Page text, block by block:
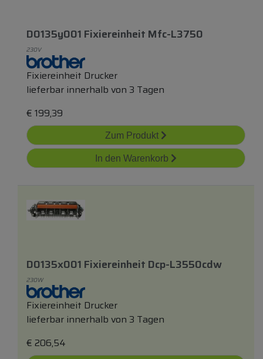
D0135y001 Fixiereinheit Mfc-L3750
230V
Fixiereinheit Drucker
lieferbar innerhalb von 3 Tagen
€ 199,39
Zum Produkt
In den Warenkorb
D0135x001 Fixiereinheit Dcp-L3550cdw
230W
Fixiereinheit Drucker
lieferbar innerhalb von 3 Tagen
€ 206,54